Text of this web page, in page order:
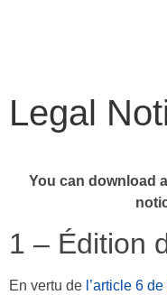
Legal
You can download
1 – Édition
En vertu de l’article 6